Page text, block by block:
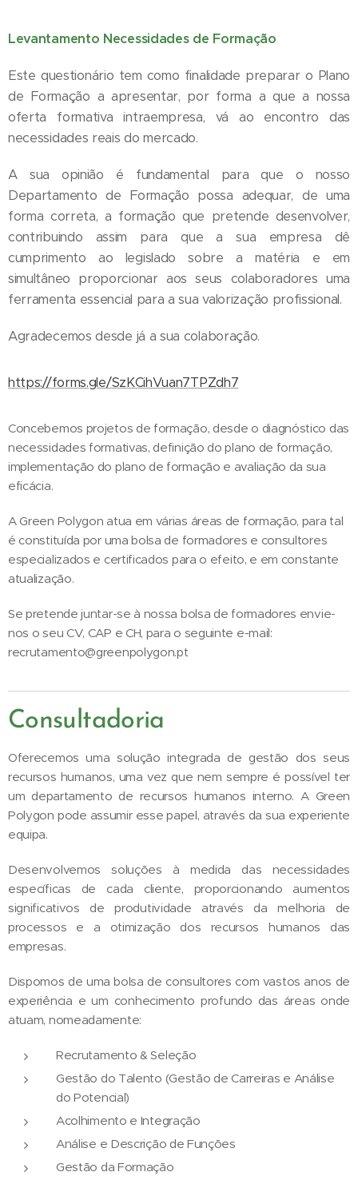
Levantamento Necessidades de Formação
Este questionário tem como finalidade preparar o Plano
de Formação a apresentar, por forma a que a nossa
oferta formativa intraempresa, vá ao encontro das
necessidades reais do mercado.
A sua opinião é fundamental para que o nosso
Departamento de Formação possa adequar, de uma
forma correta, a formação que pretende desenvolver,
contribuindo assim para que a sua empresa dê
cumprimento ao legislado sobre a matéria e em
simultâneo proporcionar aos seus colaboradores uma
ferramenta essencial para a sua valorização profissional.
Agradecemos desde já a sua colaboração.
https://forms.gle/SzKCihVuan7TPZdh7
Concebemos projetos de formação, desde o diagnóstico das
necessidades formativas, definição do plano de formação,
implementação do plano de formação e avaliação da sua
eficácia.
A Green Polygon atua em várias áreas de formação, para tal
é constituída por uma bolsa de formadores e consultores
especializados e certificados para o efeito, e em constante
atualização.
Se pretende juntar-se à nossa bolsa de formadores envie-
nos o seu CV, CAP e CH, para o seguinte e-mail:
recrutamento@greenpolygon.pt
Consultadoria
Oferecemos uma solução integrada de gestão dos seus
recursos humanos, uma vez que nem sempre é possível ter
um departamento de recursos humanos interno. A Green
Polygon pode assumir esse papel, através da sua experiente
equipa.
Desenvolvemos soluções à medida das necessidades
específicas de cada cliente, proporcionando aumentos
significativos de produtividade através da melhoria de
processos e a otimização dos recursos humanos das
empresas.
Dispomos de uma bolsa de consultores com vastos anos de
experiência e um conhecimento profundo das áreas onde
atuam, nomeadamente:
Recrutamento & Seleção
Gestão do Talento (Gestão de Carreiras e Análise
do Potencial)
Acolhimento e Integração
Análise e Descrição de Funções
Gestão da Formação